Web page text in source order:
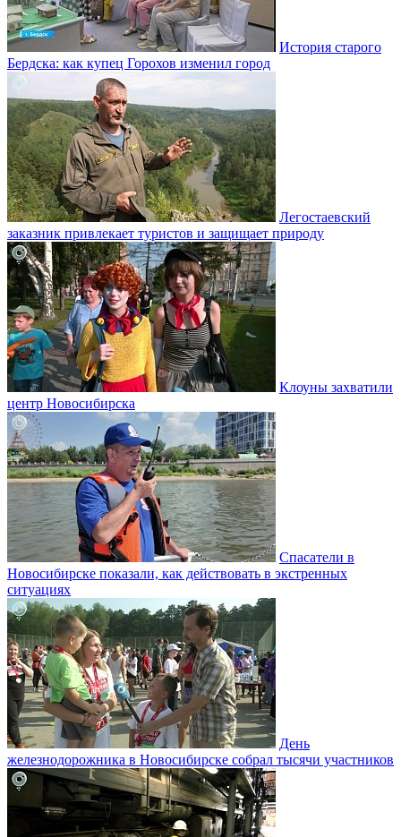
История старого
Бердска: как купец Горохов изменил город
Легостаевский
заказник привлекает туристов и защищает природу
Клоуны захватили
центр Новосибирска
Спасатели в
Новосибирске показали, как действовать в экстренных
ситуациях
День
железнодорожника в Новосибирске собрал тысячи участников